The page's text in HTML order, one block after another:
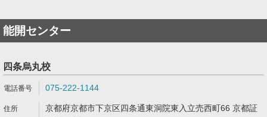
能開センター
四条烏丸校
075-222-1144
京都府京都市下京区四条通東洞院東入立売西町66 京都証